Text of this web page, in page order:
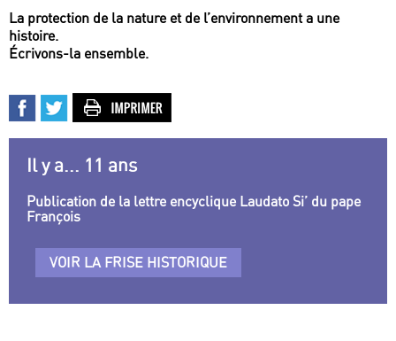
La protection de la nature et de l’environnement a une
histoire.
Écrivons-la ensemble.
Il y a... 11 ans
Publication de la lettre encyclique Laudato Si’ du pape
François
VOIR LA FRISE HISTORIQUE